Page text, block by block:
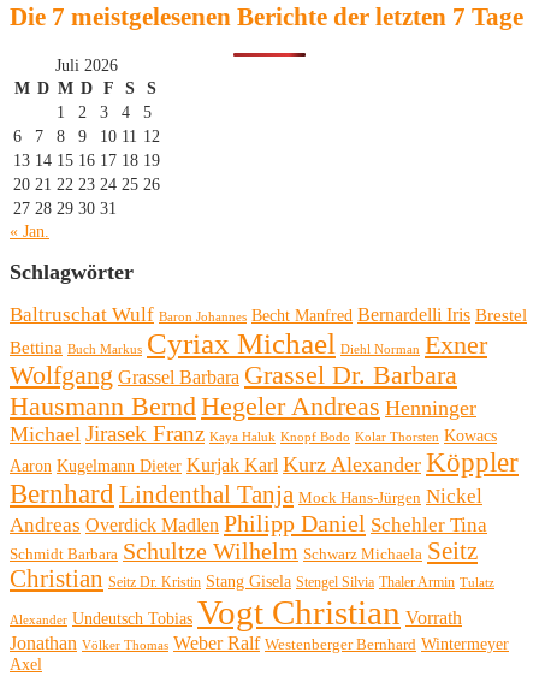
Die 7 meistgelesenen Berichte der letzten 7 Tage
Juli 2026
M D M D F S
S
1
2 3 4
5
6
7 8 9 10 11 12
13 14 15 16 17 18 19
20 21 22 23 24 25 26
27 28 29 30 31
« Jan.
Schlagwörter
Baltruschat Wulf Baron Johannes Becht Manfred Bernardelli Iris Brestel
Bettina Buch Markus Cyriax Michael Diehl Norman Exner
Wolfgang Grassel Barbara Grassel Dr. Barbara
Hausmann BerndHegeler Andreas Henninger
Michael Jirasek Franz Kaya Haluk Knopf Bodo Kolar Thorsten Kowacs
Aaron Kugelmann Dieter Kurjak Karl Kurz Alexander Köppler
BernhardLindenthal Tanja Mock Hans-Jürgen Nickel
Andreas Overdick Madlen Philipp Daniel Schehler Tina
Schmidt Barbara Schultze Wilhelm Schwarz Michaela Seitz
Christian Seitz Dr. Kristin Stang Gisela Stengel Silvia Thaler Armin Tulatz
Alexander Undeutsch Tobias Vogt Christian Vorrath
Jonathan Völker Thomas Weber Ralf Westenberger Bernhard Wintermeyer
Axel